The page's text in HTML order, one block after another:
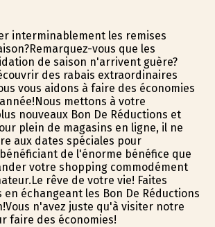
interminablement les remises
vous que les
de saison n'arrivent guère?
des rabais extraordinaires
vous aidons à faire des économies
mettons à votre
nouveaux Bon De Réductions et
plein de magasins en ligne, il ne
aux dates spéciales pour
de l'énorme bénéfice que
votre shopping commodément
rêve de votre vie! Faites
en échangeant les Bon De Réductions
n'avez juste qu'à visiter notre
faire des économies!